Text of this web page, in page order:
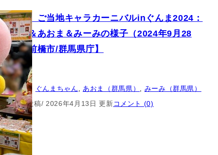
ャラ】ご当地キャラカーニバルinぐんま2024：
ゃん＆あおま＆みーみの様子（2024年9月28
馬県前橋市/群馬県庁】
ター
るキャラ, ぐんまちゃん あおま（群馬県）
みーみ（群馬県）
31日 投稿/ 2026年4月13日 更新コメント (0)